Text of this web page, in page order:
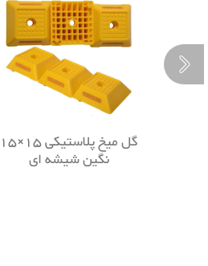
گل میخ پلاستیکی 15×15
نگین شیشه ای